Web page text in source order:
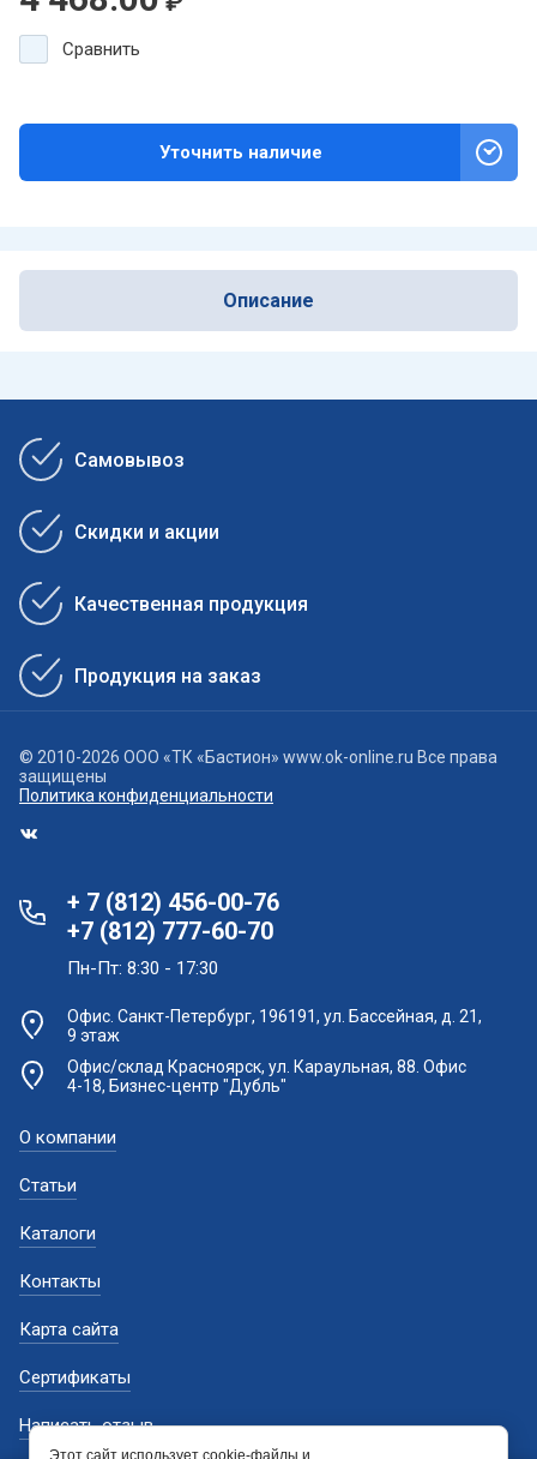
Сравнить
Уточнить наличие
Описание
Самовывоз
Скидки и акции
Качественная продукция
Продукция на заказ
© 2010-2026 ООО «ТК «Бастион» www.ok-online.ru Все права
защищены
Политика конфиденциальности
+ 7 (812) 456-00-76
+7 (812) 777-60-70
Пн-Пт: 8:30 - 17:30
Офис. Санкт-Петербург, 196191, ул. Бассейная, д. 21,
9 этаж
Офис/склад Красноярск, ул. Караульная, 88. Офис
4-18, Бизнес-центр "Дубль"
О компании
Статьи
Каталоги
Контакты
Карта сайта
Сертификаты
Написать отзыв
Этот сайт использует cookie-файлы и